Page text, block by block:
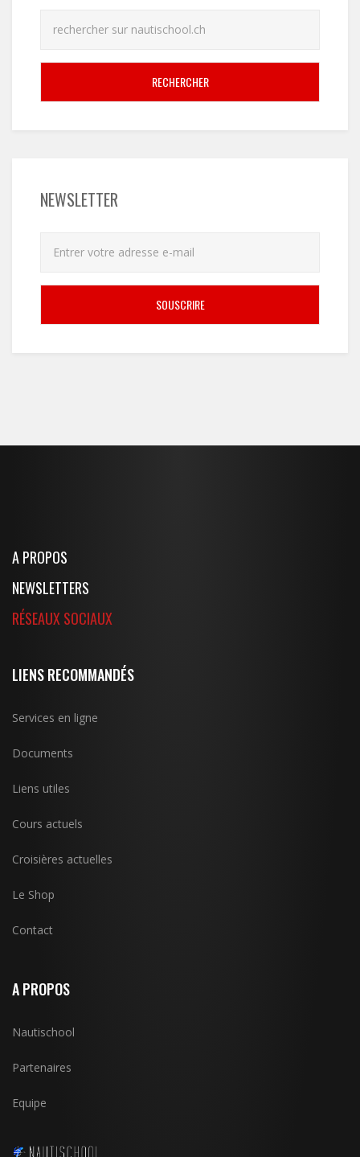
RECHERCHER
NEWSLETTER
SOUSCRIRE
A PROPOS
NEWSLETTERS
RÉSEAUX SOCIAUX
LIENS RECOMMANDÉS
Services en ligne
Documents
Liens utiles
Cours actuels
Croisières actuelles
Le Shop
Contact
A PROPOS
Nautischool
Partenaires
Equipe